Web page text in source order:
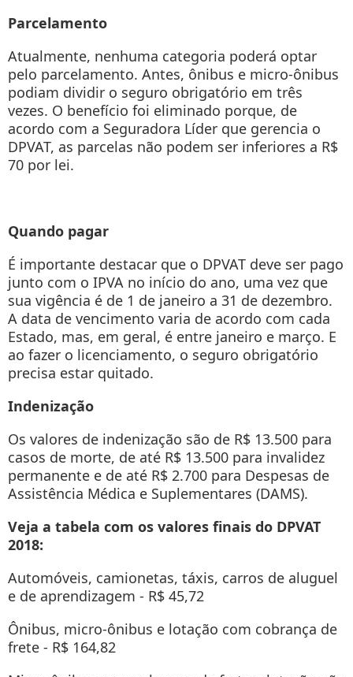
Parcelamento
Atualmente, nenhuma categoria poderá optar
pelo parcelamento. Antes, ônibus e micro-ônibus
podiam dividir o seguro obrigatório em três
vezes. O benefício foi eliminado porque, de
acordo com a Seguradora Líder que gerencia o
DPVAT, as parcelas não podem ser inferiores a R$
70 por lei.
Quando pagar
É importante destacar que o DPVAT deve ser pago
junto com o IPVA no início do ano, uma vez que
sua vigência é de 1 de janeiro a 31 de dezembro.
A data de vencimento varia de acordo com cada
Estado, mas, em geral, é entre janeiro e março. E
ao fazer o licenciamento, o seguro obrigatório
precisa estar quitado.
Indenização
Os valores de indenização são de R$ 13.500 para
casos de morte, de até R$ 13.500 para invalidez
permanente e de até R$ 2.700 para Despesas de
Assistência Médica e Suplementares (DAMS).
Veja a tabela com os valores finais do DPVAT
2018:
Automóveis, camionetas, táxis, carros de aluguel
e de aprendizagem - R$ 45,72
Ônibus, micro-ônibus e lotação com cobrança de
frete - R$ 164,82